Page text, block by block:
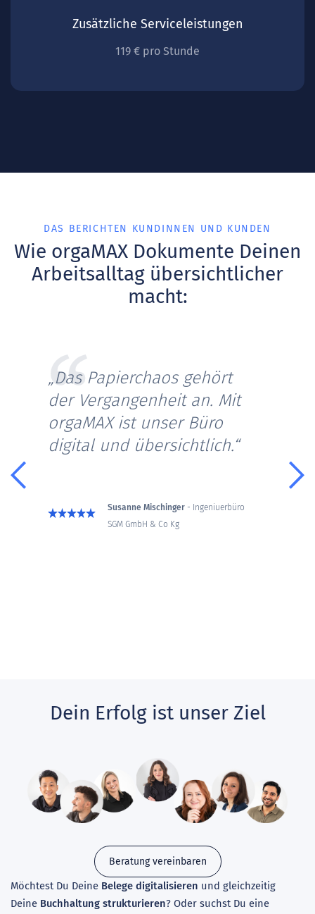
Zusätzliche Serviceleistungen
119 € pro Stunde
DAS BERICHTEN KUNDINNEN UND KUNDEN
Wie orgaMAX Dokumente Deinen
Arbeitsalltag übersichtlicher
macht:
„Das Papierchaos gehört
der Vergangenheit an. Mit
orgaMAX ist unser Büro
digital und übersichtlich.“
Susanne Mischinger - Ingeniuerbüro
SGM GmbH & Co Kg
Dein Erfolg ist unser Ziel
Beratung vereinbaren
Möchtest Du Deine Belege digitalisieren und gleichzeitig
Deine Buchhaltung strukturieren? Oder suchst Du eine